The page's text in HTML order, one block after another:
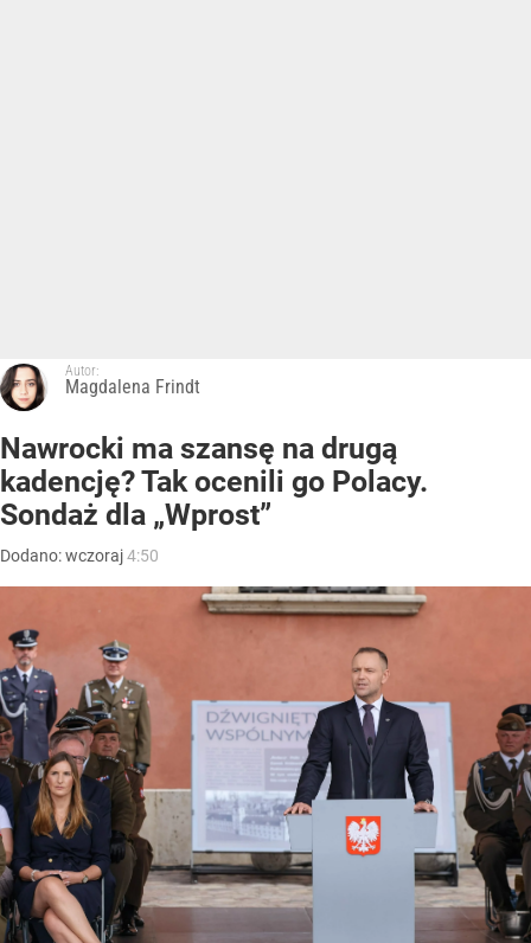
Autor:
Magdalena Frindt
Nawrocki ma szansę na drugą
kadencję? Tak ocenili go Polacy.
Sondaż dla „Wprost”
Dodano:wczoraj4:50